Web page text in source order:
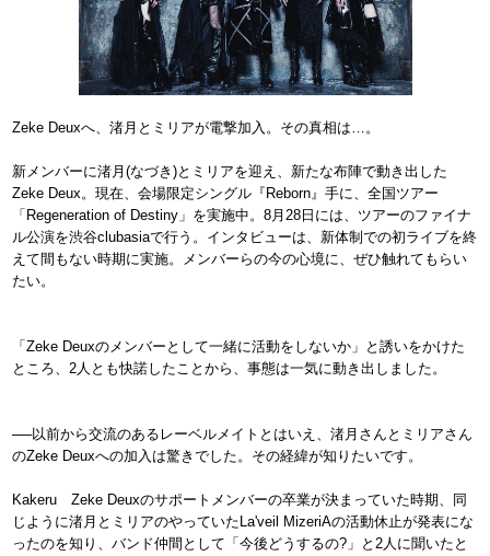
Zeke Deuxへ、渚月とミリアが電撃加入。その真相は…。
新メンバーに渚月(なづき)とミリアを迎え、新たな布陣で動き出した
Zeke Deux。現在、会場限定シングル『Reborn』手に、全国ツアー
「Regeneration of Destiny」を実施中。8月28日には、ツアーのファイナ
ル公演を渋谷clubasiaで行う。インタビューは、新体制での初ライブを終
えて間もない時期に実施。メンバーらの今の心境に、ぜひ触れてもらい
たい。
「Zeke Deuxのメンバーとして一緒に活動をしないか」と誘いをかけた
ところ、2人とも快諾したことから、事態は一気に動き出しました。
──以前から交流のあるレーベルメイトとはいえ、渚月さんとミリアさん
のZeke Deuxへの加入は驚きでした。その経緯が知りたいです。
Kakeru Zeke Deuxのサポートメンバーの卒業が決まっていた時期、同
じように渚月とミリアのやっていたLa'veil MizeriAの活動休止が発表にな
ったのを知り、バンド仲間として「今後どうするの?」と2人に聞いたと